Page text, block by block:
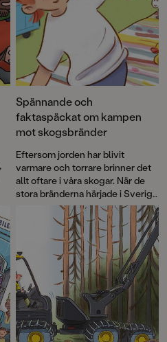
Spännande och
faktaspäckat om kampen
mot skogsbränder
Eftersom jorden har blivit
varmare och torrare brinner det
allt oftare i våra skogar. När de
stora bränderna härjade i Sverige
2018 uppstod idén att skapa en
faktabok för barn och låta Arne
Norlins och Jonas Burmans
populära barnbokskaraktär
Halvan prova på
brandflygaryrket.